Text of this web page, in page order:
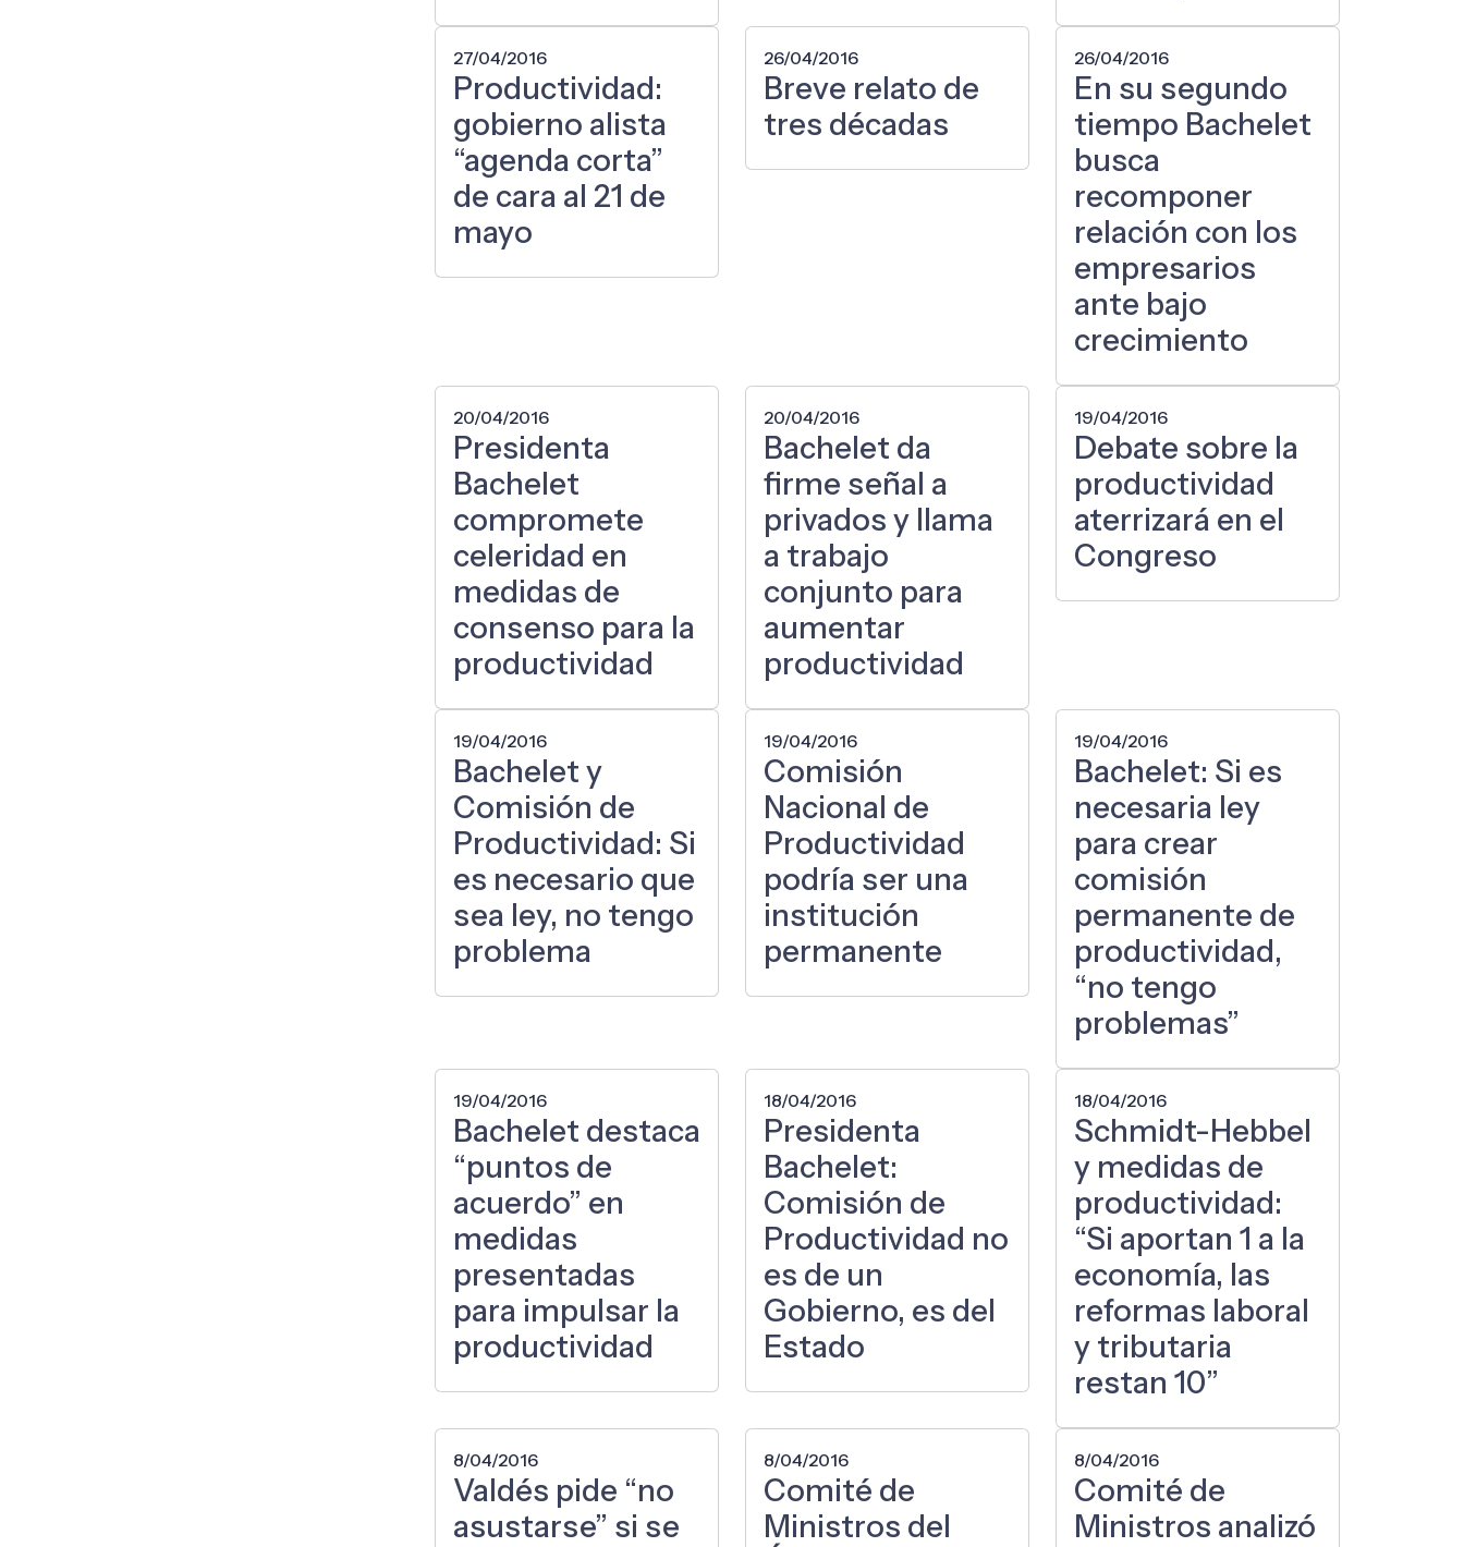
27/04/2016
Productividad:
gobierno alista
“agenda corta”
de cara al 21 de
mayo
26/04/2016
Breve relato de
tres décadas
26/04/2016
En su segundo
tiempo Bachelet
busca
recomponer
relación con los
empresarios
ante bajo
crecimiento
20/04/2016
Presidenta
Bachelet
compromete
celeridad en
medidas de
consenso para la
productividad
20/04/2016
Bachelet da
firme señal a
privados y llama
a trabajo
conjunto para
aumentar
productividad
19/04/2016
Debate sobre la
productividad
aterrizará en el
Congreso
19/04/2016
Bachelet y
Comisión de
Productividad: Si
es necesario que
sea ley, no tengo
problema
19/04/2016
Comisión
Nacional de
Productividad
podría ser una
institución
permanente
19/04/2016
Bachelet: Si es
necesaria ley
para crear
comisión
permanente de
productividad,
“no tengo
problemas”
19/04/2016
Bachelet destaca
“puntos de
acuerdo” en
medidas
presentadas
para impulsar la
productividad
18/04/2016
Presidenta
Bachelet:
Comisión de
Productividad no
es de un
Gobierno, es del
Estado
18/04/2016
Schmidt-Hebbel
y medidas de
productividad:
“Si aportan 1 a la
economía, las
reformas laboral
y tributaria
restan 10”
8/04/2016
Valdés pide “no
asustarse” si se
8/04/2016
Comité de
Ministros del
8/04/2016
Comité de
Ministros analizó